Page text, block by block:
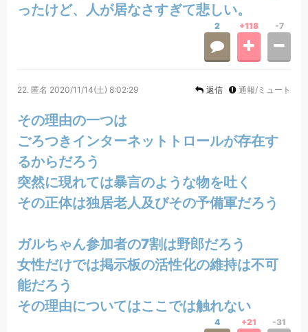
ったけど、人が居なさすぎて悲しい。
2 +118 -7
22. 匿名 2020/11/14(土) 8:02:29 返信 通報/ミュート
その理由の一つは
ごろつきインターネットトロールが存在す
るからだろう
突然に現れては暴言のような物を吐く
その正体は独居老人及びその予備軍だろう
ガルちゃん参加者の7割は野郎だろう
女性だけでは掲示板の活性化の維持は不可
能だろう
その理由についてはここでは触れない
4 +21 -31